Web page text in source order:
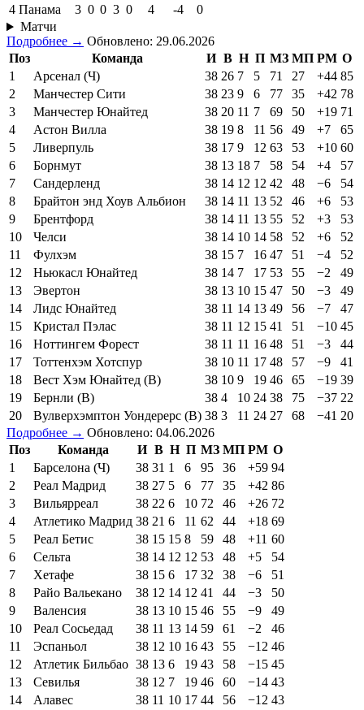
4 Панама 3 0 0 3 0 4 -4
0
Матчи
Подробнее → Обновлено: 29.06.2026
Поз
Команда И В Н П МЗ МП РМ О
1
Арсенал (Ч) 38 26 7 5 71 27 +44 85
2
Манчестер Сити 38 23 9 6 77 35 +42 78
3
Манчестер Юнайтед 38 20 11 7 69 50 +19 71
4
Астон Вилла 38 19 8 11 56 49 +7
65
5
Ливерпуль 38 17 9 12 63 53 +10 60
6
Борнмут 38 13 18 7 58 54 +4
57
7
Сандерленд 38 14 12 12 42 48 −6
54
8
Брайтон энд Хоув Альбион 38 14 11 13 52 46 +6
53
9
Брентфорд 38 14 11 13 55 52 +3
53
10
Челси 38 14 10 14 58 52 +6
52
11
Фулхэм 38 15 7 16 47 51 −4
52
12
Ньюкасл Юнайтед 38 14 7 17 53 55 −2
49
13
Эвертон 38 13 10 15 47 50 −3
49
14
Лидс Юнайтед 38 11 14 13 49 56 −7
47
15
Кристал Пэлас 38 11 12 15 41 51 −10 45
16
Ноттингем Форест 38 11 11 16 48 51 −3
44
17
Тоттенхэм Хотспур 38 10 11 17 48 57 −9
41
18
Вест Хэм Юнайтед (В) 38 10 9 19 46 65 −19 39
19
Бернли (В) 38 4 10 24 38 75 −37 22
20
Вулверхэмптон Уондерерс (В) 38 3 11 24 27 68 −41 20
Подробнее → Обновлено: 04.06.2026
Поз
Команда И В Н П МЗ МП РМ О
1
Барселона (Ч) 38 31 1 6 95 36 +59 94
2
Реал Мадрид 38 27 5 6 77 35 +42 86
3
Вильярреал 38 22 6 10 72 46 +26 72
4
Атлетико Мадрид 38 21 6 11 62 44 +18 69
5
Реал Бетис 38 15 15 8 59 48 +11 60
6
Сельта 38 14 12 12 53 48 +5
54
7
Хетафе 38 15 6 17 32 38 −6
51
8
Райо Вальекано 38 12 14 12 41 44 −3
50
9
Валенсия 38 13 10 15 46 55 −9
49
10
Реал Сосьедад 38 11 13 14 59 61 −2
46
11
Эспаньол 38 12 10 16 43 55 −12 46
12
Атлетик Бильбао 38 13 6 19 43 58 −15 45
13
Севилья 38 12 7 19 46 60 −14 43
14
Алавес 38 11 10 17 44 56 −12 43